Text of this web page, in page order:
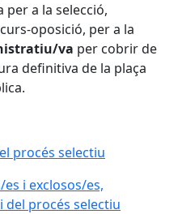
a la selecció,
oposició, per a la
va per cobrir de
definitiva de la plaça
procés selectiu
i exclosos/es,
procés selectiu